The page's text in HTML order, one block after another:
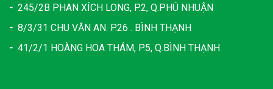
- 245/2B PHAN XÍCH LONG, P.2, Q.PHÚ NHUẬN
- 8/3/31 CHU VĂN AN. P.26 . BÌNH THẠNH
- 41/2/1 HOÀNG HOA THÁM, P.5, Q.BÌNH THẠNH